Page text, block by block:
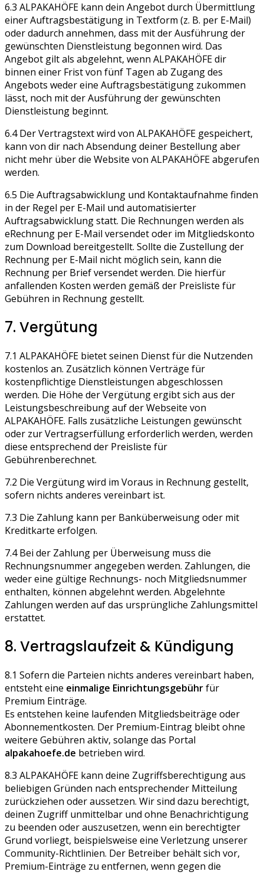
6.3 ALPAKAHÖFE kann dein Angebot durch Übermittlung
einer Auftragsbestätigung in Textform (z. B. per E-Mail)
oder dadurch annehmen, dass mit der Ausführung der
gewünschten Dienstleistung begonnen wird. Das
Angebot gilt als abgelehnt, wenn ALPAKAHÖFE dir
binnen einer Frist von fünf Tagen ab Zugang des
Angebots weder eine Auftragsbestätigung zukommen
lässt, noch mit der Ausführung der gewünschten
Dienstleistung beginnt.
6.4 Der Vertragstext wird von ALPAKAHÖFE gespeichert,
kann von dir nach Absendung deiner Bestellung aber
nicht mehr über die Website von ALPAKAHÖFE abgerufen
werden.
6.5 Die Auftragsabwicklung und Kontaktaufnahme finden
in der Regel per E-Mail und automatisierter
Auftragsabwicklung statt. Die Rechnungen werden als
eRechnung per E-Mail versendet oder im Mitgliedskonto
zum Download bereitgestellt. Sollte die Zustellung der
Rechnung per E-Mail nicht möglich sein, kann die
Rechnung per Brief versendet werden. Die hierfür
anfallenden Kosten werden gemäß der Preisliste für
Gebühren in Rechnung gestellt.
7. Vergütung
7.1 ALPAKAHÖFE bietet seinen Dienst für die Nutzenden
kostenlos an. Zusätzlich können Verträge für
kostenpflichtige Dienstleistungen abgeschlossen
werden. Die Höhe der Vergütung ergibt sich aus der
Leistungsbeschreibung auf der Webseite von
ALPAKAHÖFE. Falls zusätzliche Leistungen gewünscht
oder zur Vertragserfüllung erforderlich werden, werden
diese entsprechend der Preisliste für
Gebührenberechnet.
7.2 Die Vergütung wird im Voraus in Rechnung gestellt,
sofern nichts anderes vereinbart ist.
7.3 Die Zahlung kann per Banküberweisung oder mit
Kreditkarte erfolgen.
7.4 Bei der Zahlung per Überweisung muss die
Rechnungsnummer angegeben werden. Zahlungen, die
weder eine gültige Rechnungs- noch Mitgliedsnummer
enthalten, können abgelehnt werden. Abgelehnte
Zahlungen werden auf das ursprüngliche Zahlungsmittel
erstattet.
8. Vertragslaufzeit & Kündigung
8.1 Sofern die Parteien nichts anderes vereinbart haben,
entsteht eine einmalige Einrichtungsgebührfür
Premium Einträge.
Es entstehen keine laufenden Mitgliedsbeiträge oder
Abonnementkosten. Der Premium-Eintrag bleibt ohne
weitere Gebühren aktiv, solange das Portal
alpakahoefe.de betrieben wird.
8.3 ALPAKAHÖFE kann deine Zugriffsberechtigung aus
beliebigen Gründen nach entsprechender Mitteilung
zurückziehen oder aussetzen. Wir sind dazu berechtigt,
deinen Zugriff unmittelbar und ohne Benachrichtigung
zu beenden oder auszusetzen, wenn ein berechtigter
Grund vorliegt, beispielsweise eine Verletzung unserer
Community-Richtlinien. Der Betreiber behält sich vor,
Premium-Einträge zu entfernen, wenn gegen die